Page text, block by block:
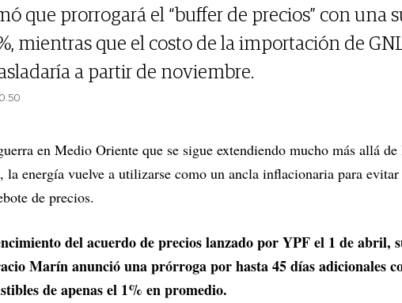
que prorrogará el “buffer de precios” con una
mientras que el costo de la importación de
a partir de noviembre.
en Medio Oriente que se sigue extendiendo mucho más allá
la energía vuelve a utilizarse como un ancla inflacionaria para
de precios.
del acuerdo de precios lanzado por YPF el 1 de abril,
Marín anunció una prórroga por hasta 45 días adicionales
de apenas el 1% en promedio.